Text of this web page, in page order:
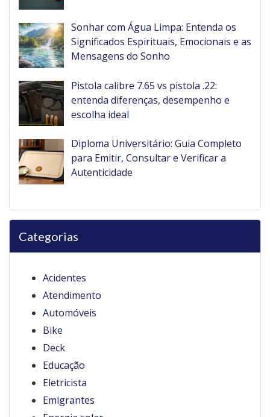
Sonhar com Água Limpa: Entenda os
Significados Espirituais, Emocionais e as
Mensagens do Sonho
Pistola calibre 7.65 vs pistola .22:
entenda diferenças, desempenho e
escolha ideal
Diploma Universitário: Guia Completo
para Emitir, Consultar e Verificar a
Autenticidade
Categorias
Acidentes
Atendimento
Automóveis
Bike
Deck
Educação
Eletricista
Emigrantes